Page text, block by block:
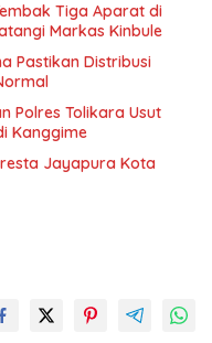
Tiga Aparat di
Markas Kinbule
Pastikan Distribusi
Polres Tolikara Usut
Kanggime
Jayapura Kota